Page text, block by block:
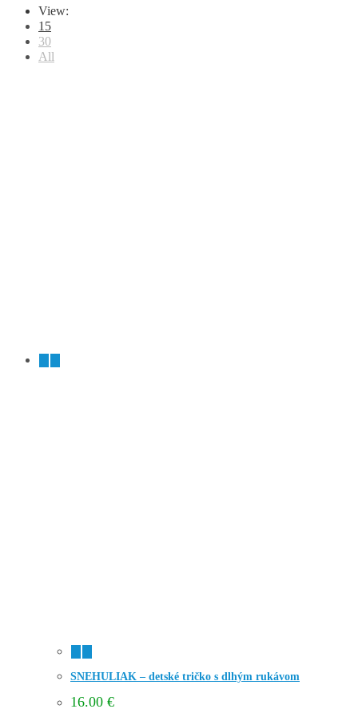
View:
15
30
All
SNEHULIAK – detské tričko s dlhým rukávom
16.00 €